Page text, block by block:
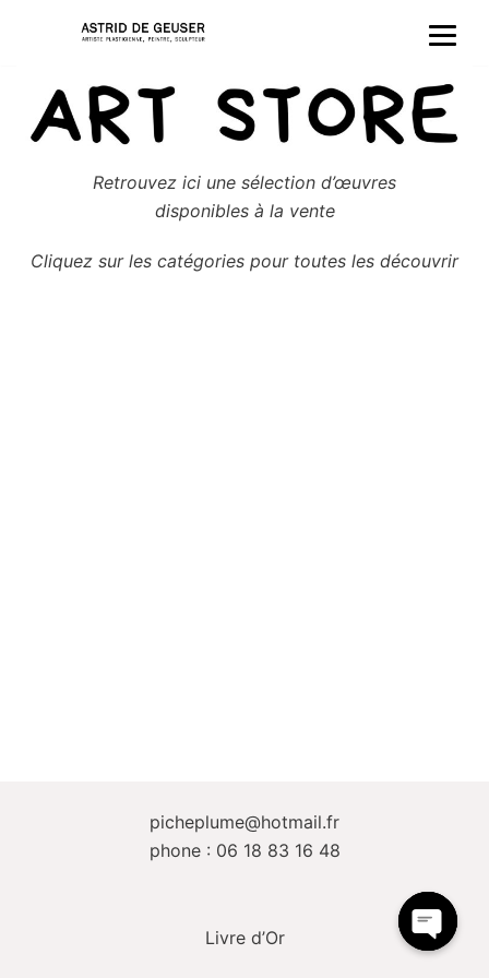
contenu
Retrouvez ici une sélection d’œuvres
disponibles à la vente
Cliquez sur les catégories pour toutes les découvrir
picheplume@hotmail.fr
phone : 06 18 83 16 48
Livre d’Or